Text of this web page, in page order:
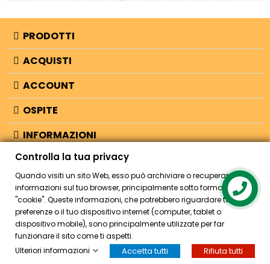
PRODOTTI
ACQUISTI
ACCOUNT
OSPITE
INFORMAZIONI
NEGOZIO
© 2026 - Bellearti.it -credits
HOME ACCOUNT CASSA CERCA
Controlla la tua privacy
Quando visiti un sito Web, esso può archiviare o recuperare
informazioni sul tuo browser, principalmente sotto forma di
"cookie". Queste informazioni, che potrebbero riguardare te, le tue
preferenze o il tuo dispositivo internet (computer, tablet o
dispositivo mobile), sono principalmente utilizzate per far
funzionare il sito come ti aspetti.
Ulteriori informazioni
Accetta tutti Rifiuta tutti
Contact us